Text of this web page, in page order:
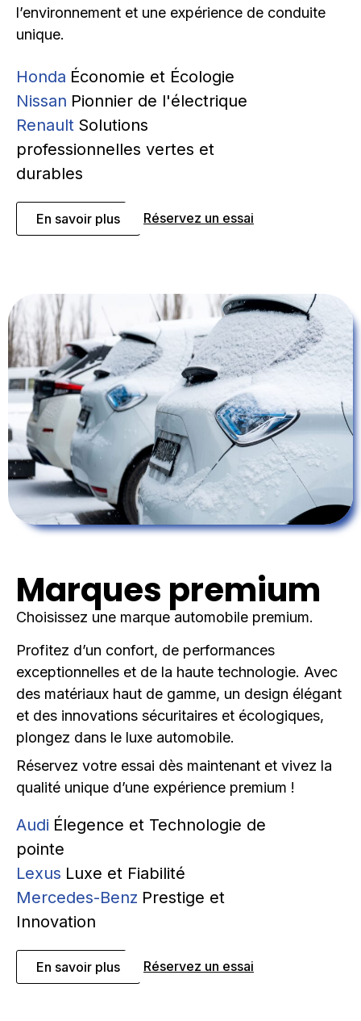
l’environnement et une expérience de conduite
unique.
Honda Économie et Écologie
Nissan Pionnier de l'électrique
Renault Solutions
professionnelles vertes et
durables
En savoir plus Réservez un essai
Marques premium
Choisissez une marque automobile premium.
Profitez d’un confort, de performances
exceptionnelles et de la haute technologie. Avec
des matériaux haut de gamme, un design élégant
et des innovations sécuritaires et écologiques,
plongez dans le luxe automobile.
Réservez votre essai dès maintenant et vivez la
qualité unique d’une expérience premium !
Audi Élegence et Technologie de
pointe
Lexus Luxe et Fiabilité
Mercedes-Benz Prestige et
Innovation
En savoir plus Réservez un essai